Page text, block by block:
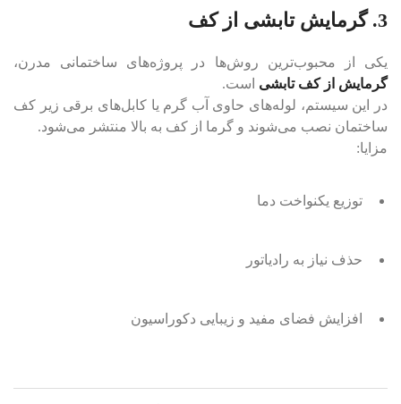
3. گرمایش تابشی از کف
یکی از محبوب‌ترین روش‌ها در پروژه‌های ساختمانی مدرن،
گرمایش از کف تابشی است.
در این سیستم، لوله‌های حاوی آب گرم یا کابل‌های برقی زیر کف
ساختمان نصب می‌شوند و گرما از کف به بالا منتشر می‌شود.
مزایا:
توزیع یکنواخت دما
حذف نیاز به رادیاتور
افزایش فضای مفید و زیبایی دکوراسیون